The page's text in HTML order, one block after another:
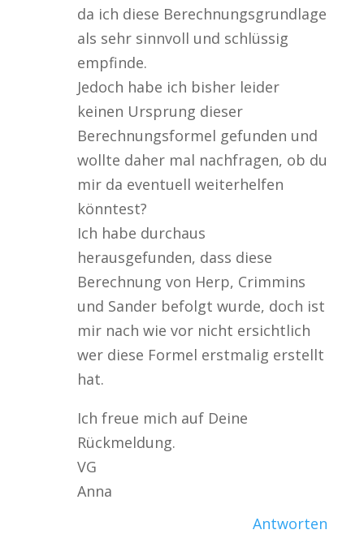
da ich diese Berechnungsgrundlage
als sehr sinnvoll und schlüssig
empfinde.
Jedoch habe ich bisher leider
keinen Ursprung dieser
Berechnungsformel gefunden und
wollte daher mal nachfragen, ob du
mir da eventuell weiterhelfen
könntest?
Ich habe durchaus
herausgefunden, dass diese
Berechnung von Herp, Crimmins
und Sander befolgt wurde, doch ist
mir nach wie vor nicht ersichtlich
wer diese Formel erstmalig erstellt
hat.
Ich freue mich auf Deine
Rückmeldung.
VG
Anna
Antworten